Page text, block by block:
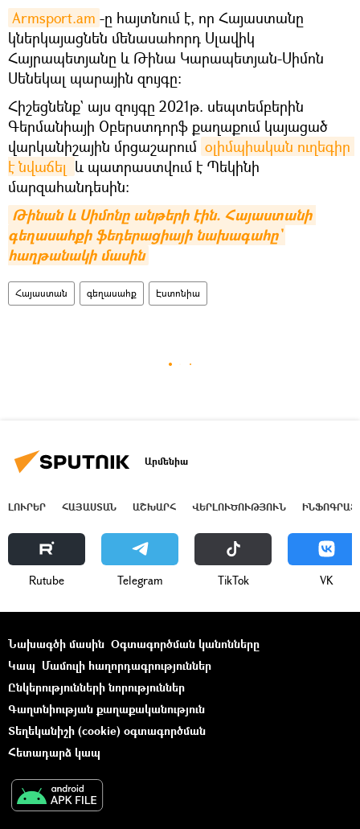
Armsport.am -ը հայտնում է, որ Հայաստանը
կներկայացնեն մենասահորդ Սլավիկ
Հայրապետյանը և Թինա Կարապետյան-Սիմոն
Սենեկալ պարային զույգը։
Հիշեցնենք` այս զույգը 2021թ. սեպտեմբերին
Գերմանիայի Օբերստդորֆ քաղաքում կայացած
վարկանիշային մրցաշարում օլիմպիական ուղեգիր
է նվաճել և պատրաստվում է Պեկինի
մարզահանդեսին:
Թինան և Սիմոնը անթերի էին. Հայաստանի
գեղասահքի ֆեդերացիայի նախագահը`
հաղթանակի մասին
Հայաստան գեղասահք Էստոնիա
Արմենիա
ԼՈՒՐԵՐ ՀԱՅԱՍՏԱՆ ԱՇԽԱՐՀ ՎԵՐԼՈՒԾՈՒԹՅՈՒՆ
Rutube Telegram ТikТоk VK
Նախագծի մասին Օգտագործման կանոնները
Կապ Մամուլի հաղորդագրություններ
Ընկերությունների նորություններ
Գաղտնիության քաղաքականություն
Տեղեկանիշի (cookie) օգտագործման
Հետադարձ կապ